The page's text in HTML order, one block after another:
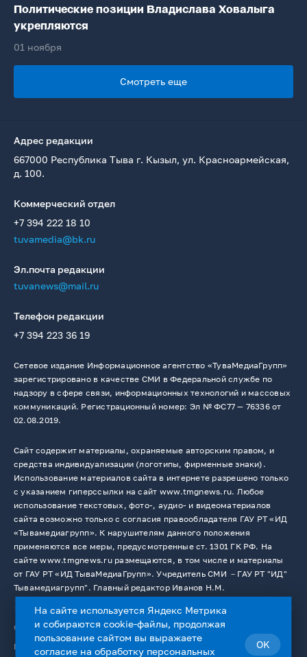
Политические позиции Владислава Ховалыга
укрепляются
01 ноября
Смотреть еще
Адрес редакции
667000 Республика Тыва г. Кызыл, ул. Красноармейская,
д. 100.
Коммерческий отдел
+7 394 222 18 10
tuvamedia@bk.ru
Эл.почта редакции
tuvanews@mail.ru
Телефон редакции
+7 394 223 36 19
Сетевое издание Информационное агентство «ТуваМедиаГрупп»
зарегистрировано в качестве СМИ в Федеральной службе по
надзору в сфере связи, информационных технологий и массовых
коммуникаций. Регистрационный номер: Эл № ФС77 — 76336 от
02.08.2019.
Сайт содержит материалы, охраняемые авторским правом, и
средства индивидуализации (логотипы, фирменные знаки).
Использование материалов сайта в интернете разрешено только
с указанием гиперссылки на сайт www.tmgnews.ru. Любое
использование текстовых, фото-, аудио- и видеоматериалов
сайта возможно только с согласия правообладателя ГАУ РТ «ИД
«Тывамедиагрупп». К нарушителям данного положения
применяются все меры, предусмотренные ст. 1301 ГК РФ. На
сайте www.tmgnews.ru размещаются, в том числе и материалы
от ГАУ РТ «ИД ТываМедиаГрупп». Учредитель СМИ －ГАУ РТ "ИД"
Тывамедиагрупп". Главный редактор Иванов Н.М.
© 2026. Все права защищены.
12+
Пользовательское соглашение
На сайте используется Яндекс Метрика
и собираются cookie-файлы, продолжая
пользование сайтом вы выражаете
согласие наобработку персональных
OK